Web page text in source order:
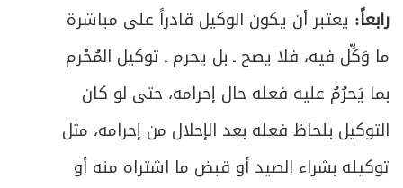
رابعاً: يعتبر أن يكون الوكيل قادراً على مباشرة
ما وَكِّل فيه، فلا يصح ـ بل يحرم ـ توكيل المُحْرم
بما يَحرُمُ عليه فعله حال إحرامه، حتى لو كان
التوكيل بلحاظ فعله بعد الإحلال من إحرامه، مثل
توكيله بشراء الصيد أو قبض ما اشتراه منه أو